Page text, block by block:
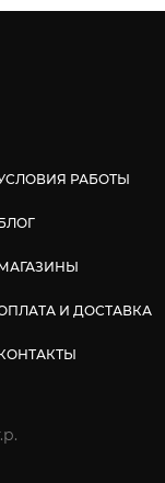
РАБОТЫ
И ДОСТАВКА